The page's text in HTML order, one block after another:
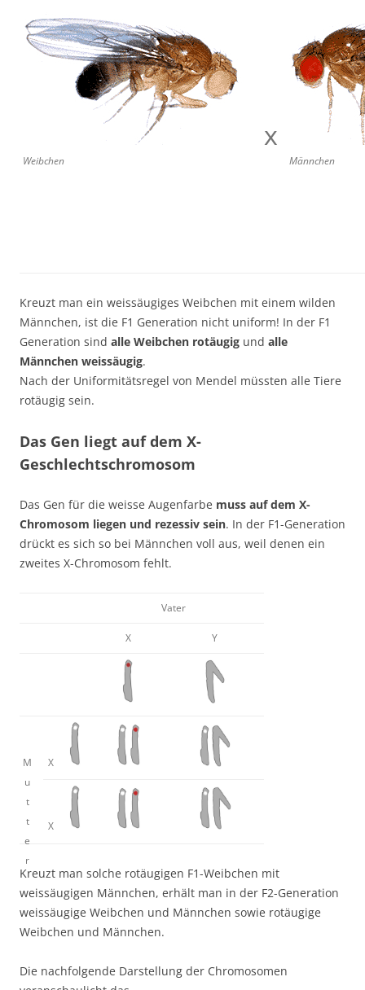
Weibchen
x
Männchen
Kreuzt man ein weissäugiges Weibchen mit einem wilden
Männchen, ist die F1 Generation nicht uniform! In der F1
Generation sind alle Weibchen rotäugig und alle
Männchen weissäugig.
Nach der Uniformitätsregel von Mendel müssten alle Tiere
rotäugig sein.
Das Gen liegt auf dem X-
Geschlechtschromosom
Das Gen für die weisse Augenfarbe muss auf dem X-
Chromosom liegen und rezessiv sein. In der F1-Generation
drückt es sich so bei Männchen voll aus, weil denen ein
zweites X-Chromosom fehlt.
Vater
X Y
M
u
t
t
e
r
X
X
Kreuzt man solche rotäugigen F1-Weibchen mit
weissäugigen Männchen, erhält man in der F2-Generation
weissäugige Weibchen und Männchen sowie rotäugige
Weibchen und Männchen.
Die nachfolgende Darstellung der Chromosomen